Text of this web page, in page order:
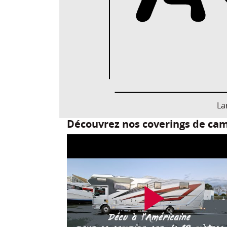
Découvrez nos coverings de
play_arrow